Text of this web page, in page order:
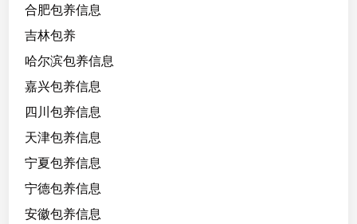
合肥包养信息
吉林包养
哈尔滨包养信息
嘉兴包养信息
四川包养信息
天津包养信息
宁夏包养信息
宁德包养信息
安徽包养信息